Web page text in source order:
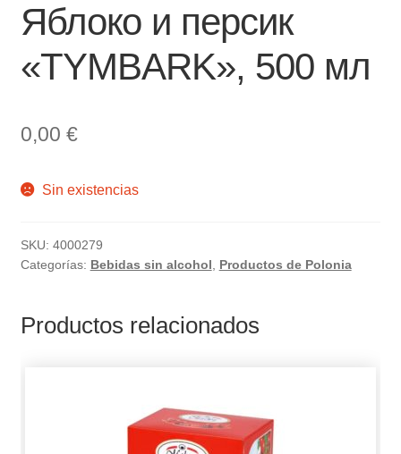
Яблоко и персик
«TYMBARK», 500 мл
0,00 €
Sin existencias
SKU: 4000279
Categorías: Bebidas sin alcohol Productos de Polonia
Productos relacionados